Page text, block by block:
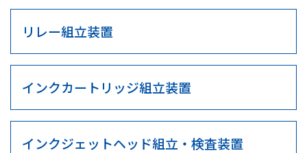
リレー組立装置
インクカートリッジ組立装置
インクジェットヘッド組立・検査装置